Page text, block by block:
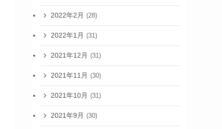
2022年2月 (28)
2022年1月 (31)
2021年12月 (31)
2021年11月 (30)
2021年10月 (31)
2021年9月 (30)